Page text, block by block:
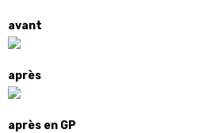
avant
après
après en GP